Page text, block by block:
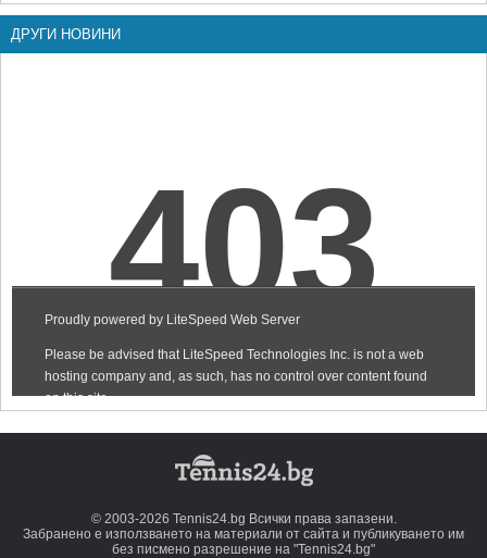
ДРУГИ НОВИНИ
© 2003-2026 Tennis24.bg Всички права запазени.
Забранено е използването на материали от сайта и публикуването им
без писмено разрешение на "Tennis24.bg"